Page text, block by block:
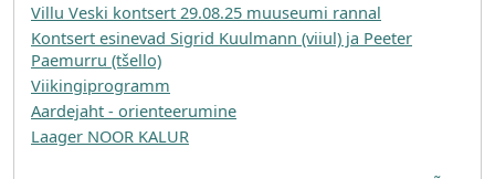
Villu Veski kontsert 29.08.25 muuseumi rannal
Kontsert esinevad Sigrid Kuulmann (viiul) ja Peeter
Paemurru (tšello)
Viikingiprogramm
Aardejaht - orienteerumine
Laager NOOR KALUR